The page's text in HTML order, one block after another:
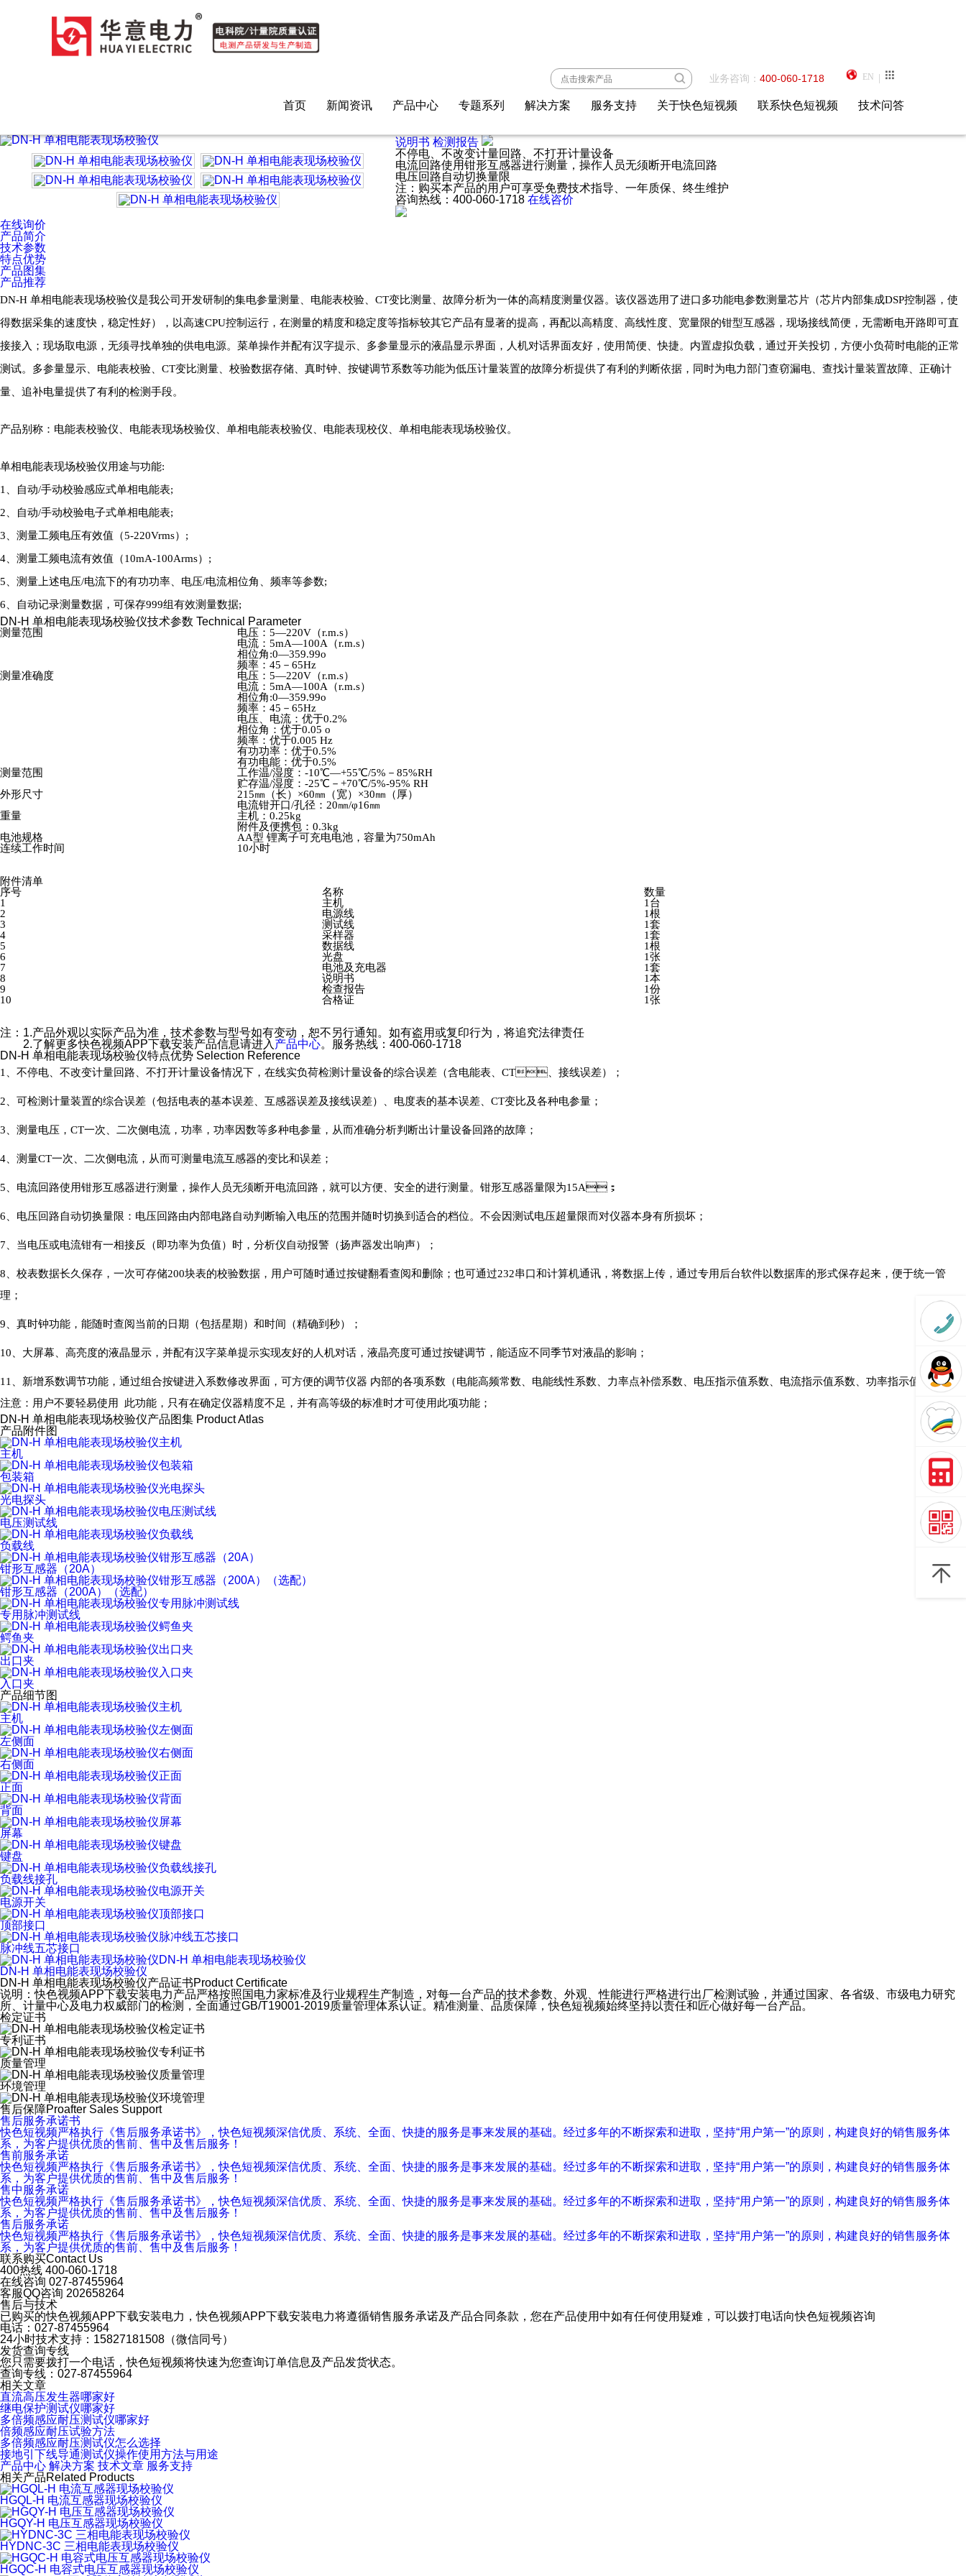
业务咨询： 400-060-1718 EN
首页 新闻资讯 产品中心 专题系列 解决方案 服务支持 关于快色短视频 联系快色短视频 技术问答
您当前的位置
互感器检测/计量仪器
DN-H 单相电能表现场校验仪
适用于各类电参量测量、电能表校验、CT变比测量、故障分析高精度测量仪器。为电力部门查窃漏电、查找计量
说明书 检测报告
不停电、不改变计量回路、不打开计量设备
电流回路使用钳形互感器进行测量，操作人员无须断开电流回路
电压回路自动切换量限
注：购买本产品的用户可享受免费技术指导、一年质保、终生维护
咨询热线： 400-060-1718 在线咨价
在线询价
产品简介
技术参数
特点优势
产品图集
产品推荐
DN-H 单相电能表现场校验仪是我公司开发研制的集电参量测量、电能表校验、CT变比测量、故障分析为一体的高精度测量仪器。该仪器选用了进口多功能电参数测量芯片（芯片内部集成DSP控制器，使
得数据采集的速度快，稳定性好），以高速CPU控制运行，在测量的精度和稳定度等指标较其它产品有显著的提高，再配以高精度、高线性度、宽量限的钳型互感器，现场接线简便，无需断电开路即可直
接接入；现场取电源，无须寻找单独的供电电源。菜单操作并配有汉字提示、多参量显示的液晶显示界面，人机对话界面友好，使用简便、快捷。内置虚拟负载，通过开关投切，方便小负荷时电能的正常
测试。多参量显示、电能表校验、CT变比测量、校验数据存储、真时钟、按键调节系数等功能为低压计量装置的故障分析提供了有利的判断依据，同时为电力部门查窃漏电、查找计量装置故障、正确计
量、追补电量提供了有利的检测手段。
产品别称：电能表校验仪、电能表现场校验仪、单相电能表校验仪、电能表现校仪、单相电能表现场校验仪。
单相电能表现场校验仪用途与功能:
1、自动/手动校验感应式单相电能表;
2、自动/手动校验电子式单相电能表;
3、测量工频电压有效值（5-220Vrms）;
4、测量工频电流有效值（10mA-100Arms）;
5、测量上述电压/电流下的有功功率、电压/电流相位角、频率等参数;
6、自动记录测量数据，可保存999组有效测量数据;
DN-H 单相电能表现场校验仪技术参数 Technical Parameter
测量范围
电压：5—220V（r.m.s）
电流：5mA—100A（r.m.s）
相位角:0—359.99o
频率：45－65Hz
测量准确度
电压：5—220V（r.m.s）
电流：5mA—100A（r.m.s）
相位角:0—359.99o
频率：45－65Hz
电压、电流：优于0.2%
相位角：优于0.05 o
频率：优于0.005 Hz
有功功率：优于0.5%
有功电能：优于0.5%
测量范围
工作温/湿度：-10℃—+55℃/5%－85%RH
贮存温/湿度：-25℃－+70℃/5%-95% RH
外形尺寸
215㎜（长）×60㎜（宽）×30㎜（厚）
电流钳开口/孔径：20㎜/φ16㎜
重量
主机：0.25kg
附件及便携包：0.3kg
电池规格
AA型 锂离子可充电电池，容量为750mAh
连续工作时间
10小时
附件清单
序号
名称
数量
1
主机
1台
2
电源线
1根
3
测试线
1套
4
采样器
1套
5
数据线
1根
6
光盘
1张
7
电池及充电器
1套
8
说明书
1本
9
检查报告
1份
10
合格证 1张
注： 1.产品外观以实际产品为准，技术参数与型号如有变动，恕不另行通知。如有盗用或复印行为，将追究法律责任
2.了解更多快色视频APP下载安装产品信息请进入 产品中心。服务热线： 400-060-1718
DN-H 单相电能表现场校验仪特点优势 Selection Reference
1、不停电、不改变计量回路、不打开计量设备情况下，在线实负荷检测计量设备的综合误差（含电能表、CT、接线误差）；
2、可检测计量装置的综合误差（包括电表的基本误差、互感器误差及接线误差）、电度表的基本误差、CT变比及各种电参量；
3、测量电压，CT一次、二次侧电流，功率，功率因数等多种电参量，从而准确分析判断出计量设备回路的故障；
4、测量CT一次、二次侧电流，从而可测量电流互感器的变比和误差；
5、电流回路使用钳形互感器进行测量，操作人员无须断开电流回路，就可以方便、安全的进行测量。钳形互感器量限为15A；
6、电压回路自动切换量限：电压回路由内部电路自动判断输入电压的范围并随时切换到适合的档位。不会因测试电压超量限而对仪器本身有所损坏；
7、当电压或电流钳有一相接反（即功率为负值）时，分析仪自动报警（扬声器发出响声）；
8、校表数据长久保存，一次可存储200块表的校验数据，用户可随时通过按键翻看查阅和删除；也可通过232串口和计算机通讯，将数据上传，通过专用后台软件以数据库的形式保存起来，便于统一管
理；
9、真时钟功能，能随时查阅当前的日期（包括星期）和时间（精确到秒）；
10、大屏幕、高亮度的液晶显示，并配有汉字菜单提示实现友好的人机对话，液晶亮度可通过按键调节，能适应不同季节对液晶的影响；
11、新增系数调节功能，通过组合按键进入系数修改界面，可方便的调节仪器 内部的各项系数（电能高频常数、电能线性系数、力率点补偿系数、电压指示值系数、电流指示值系数、功率指示值系数），
注意：用户不要轻易使用 此功能，只有在确定仪器精度不足，并有高等级的标准时才可使用此项功能；
DN-H 单相电能表现场校验仪产品图集 Product Atlas
产品附件图
主机
包装箱
光电探头
电压测试线
负载线
钳形互感器（20A）
钳形互感器（200A）（选配）
专用脉冲测试线
鳄鱼夹
出口夹
入口夹
产品细节图
主机
左侧面
右侧面
正面
背面
屏幕
键盘
负载线接孔
电源开关
顶部接口
脉冲线五芯接口
DN-H 单相电能表现场校验仪
DN-H 单相电能表现场校验仪产品证书Product Certificate
说明：快色视频APP下载安装电力产品严格按照国电力家标准及行业规程生产制造，对每一台产品的技术参数、外观、性能进行严格进行出厂检测试验，并通过国家、各省级、市级电力研究
所、计量中心及电力权威部门的检测，全面通过GB/T19001-2019质量管理体系认证。精准测量、品质保障，快色短视频始终坚持以责任和匠心做好每一台产品。
检定证书
专利证书
质量管理
环境管理
售后保障Proafter Sales Support
售后服务承诺书
快色短视频严格执行《售后服务承诺书》，快色短视频深信优质、系统、全面、快捷的服务是事来发展的基础。经过多年的不断探索和进取，坚持“用户第一”的原则，构建良好的销售服务体
系，为客户提供优质的售前、售中及售后服务！
售前服务承诺
快色短视频严格执行《售后服务承诺书》，快色短视频深信优质、系统、全面、快捷的服务是事来发展的基础。经过多年的不断探索和进取，坚持“用户第一”的原则，构建良好的销售服务体
系，为客户提供优质的售前、售中及售后服务！
售中服务承诺
快色短视频严格执行《售后服务承诺书》，快色短视频深信优质、系统、全面、快捷的服务是事来发展的基础。经过多年的不断探索和进取，坚持“用户第一”的原则，构建良好的销售服务体
系，为客户提供优质的售前、售中及售后服务！
售后服务承诺
快色短视频严格执行《售后服务承诺书》，快色短视频深信优质、系统、全面、快捷的服务是事来发展的基础。经过多年的不断探索和进取，坚持“用户第一”的原则，构建良好的销售服务体
系，为客户提供优质的售前、售中及售后服务！
联系购买Contact Us
400热线 400-060-1718
在线咨询 027-87455964
客服QQ咨询 202658264
售后与技术
已购买的快色视频APP下载安装电力，快色视频APP下载安装电力将遵循销售服务承诺及产品合同条款，您在产品使用中如有任何使用疑难，可以拨打电话向快色短视频咨询
电话：027-87455964
24小时技术支持：15827181508（微信同号）
发货查询专线
您只需要拨打一个电话，快色短视频将快速为您查询订单信息及产品发货状态。
查询专线：027-87455964
相关文章
直流高压发生器哪家好
继电保护测试仪哪家好
多倍频感应耐压测试仪哪家好
倍频感应耐压试验方法
多倍频感应耐压测试仪怎么选择
接地引下线导通测试仪操作使用方法与用途
产品中心 解决方案 技术文章 服务支持
相关产品Related Products
HGQL-H 电流互感器现场校验仪
HGQY-H 电压互感器现场校验仪
HYDNC-3C 三相电能表现场校验仪
HGQC-H 电容式电压互感器现场校验仪